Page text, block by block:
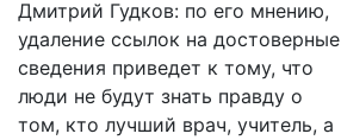
Дмитрий Гудков: по его мнению,
удаление ссылок на достоверные
сведения приведет к тому, что
люди не будут знать правду о
том, кто лучший врач, учитель, а